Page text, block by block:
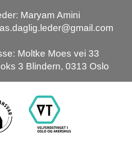
Maryam Amini
Moltke Moes vei 33
3 Blindern, 0313 Oslo